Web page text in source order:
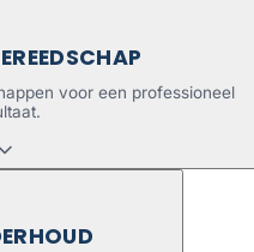
voor een professioneel